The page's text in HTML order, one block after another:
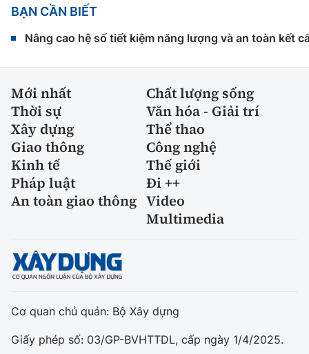
BẠN CẦN BIẾT
Nâng cao hệ số tiết kiệm năng lượng và an toàn kết
Mới nhất
Chất lượng sống
Thời sự
Văn hóa - Giải trí
Xây dựng
Thể thao
Giao thông
Công nghệ
Kinh tế
Thế giới
Pháp luật
Đi ++
An toàn giao thông Video
Multimedia
Cơ quan chủ quản: Bộ Xây dựng
Giấy phép số: 03/GP-BVHTTDL, cấp ngày 1/4/2025.